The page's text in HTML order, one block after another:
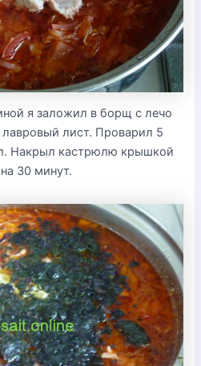
я заложил в борщ с лечо
лист. Проварил 5
Накрыл кастрюлю крышкой
30 минут.